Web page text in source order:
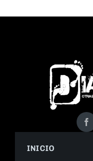
INICIO